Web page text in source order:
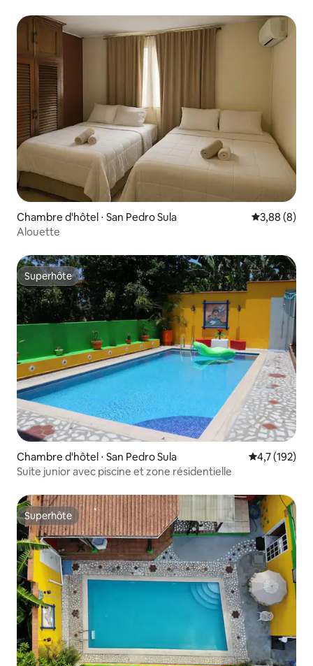
Chambre d'hôtel ⋅ San Pedro Sula Évaluation
3,88 (8)
Alouette
Superhôte
Superhôte
Chambre d'hôtel ⋅ San Pedro Sula Évaluation
4,7 (192)
Suite junior avec piscine et zone résidentielle
Superhôte
Superhôte